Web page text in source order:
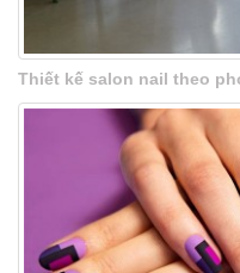
Thiết kế salon nail theo